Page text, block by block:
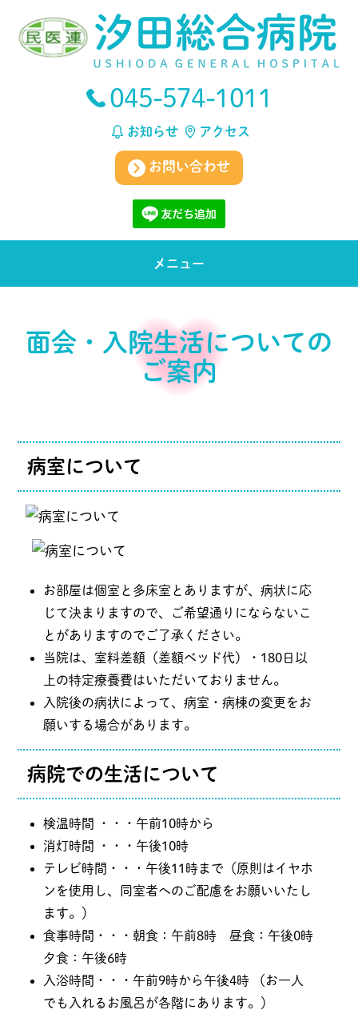
045-574-1011
お知らせ アクセス
お問い合わせ
メニュー
面会・入院生活についての
ご案内
病室について
お部屋は個室と多床室とありますが、病状に応
じて決まりますので、ご希望通りにならないこ
とがありますのでご了承ください。
当院は、室料差額（差額ベッド代）・180日以
上の特定療養費はいただいておりません。
入院後の病状によって、病室・病棟の変更をお
願いする場合があります。
病院での生活について
検温時間 ・・・午前10時から
消灯時間 ・・・午後10時
テレビ時間・・・午後11時まで（原則はイヤホ
ンを使用し、同室者へのご配慮をお願いいたし
ます。）
食事時間・・・朝食：午前8時 昼食：午後0時
夕食：午後6時
入浴時間・・・午前9時から午後4時 （お一人
でも入れるお風呂が各階にあります。）